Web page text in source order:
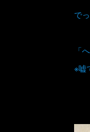
で
「
※嘘